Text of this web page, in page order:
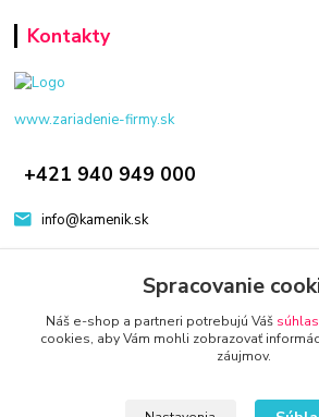
Kontakty
www.zariadenie-firmy.sk
+421 940 949 000
info@kamenik.sk
Eshop-
Spracovanie
Náš e-shop a partneri potrebujú Váš súhlas
cookies, aby Vám mohli zobrazovať
záujmov.